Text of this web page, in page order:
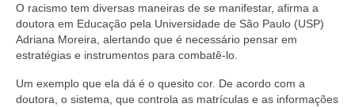
O racismo tem diversas maneiras de se manifestar, afirma a
doutora em Educação pela Universidade de São Paulo (USP)
Adriana Moreira, alertando que é necessário pensar em
estratégias e instrumentos para combatê-lo.
Um exemplo que ela dá é o quesito cor. De acordo com a
doutora, o sistema, que controla as matrículas e as informações